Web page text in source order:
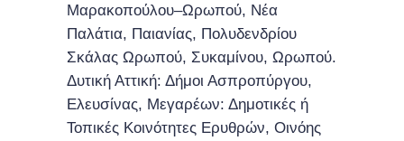
Μαρακοπούλου–Ωρωπού, Νέα
Παλάτια, Παιανίας, Πολυδενδρίου
Σκάλας Ωρωπού, Συκαμίνου, Ωρωπού.
Δυτική Αττική: Δήμοι Ασπροπύργου,
Ελευσίνας, Μεγαρέων: Δημοτικές ή
Τοπικές Κοινότητες Ερυθρών, Οινόης